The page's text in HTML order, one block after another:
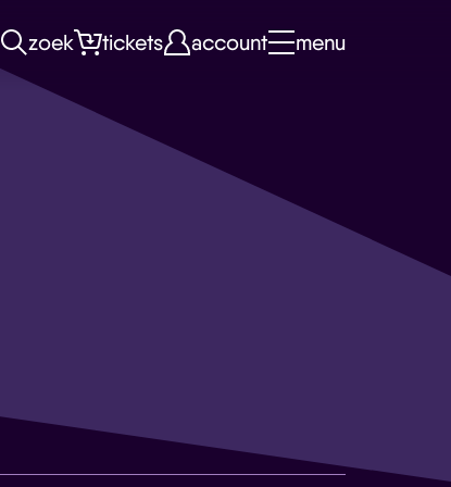
zoek tickets account menu